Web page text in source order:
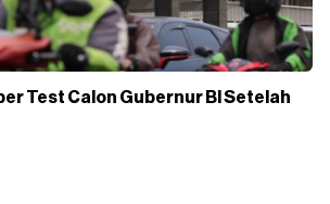
Test Calon Gubernur BI Setelah